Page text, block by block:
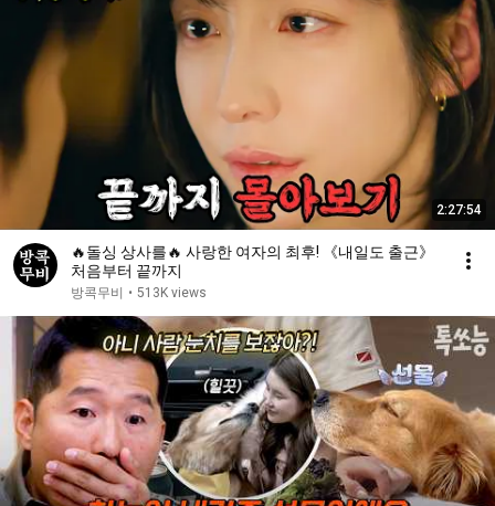
2:27:54
🔥돌싱 상사를🔥 사랑한 여자의 최후! 《내일도 출근》
처음부터 끝까지
방콕무비 • 513K views